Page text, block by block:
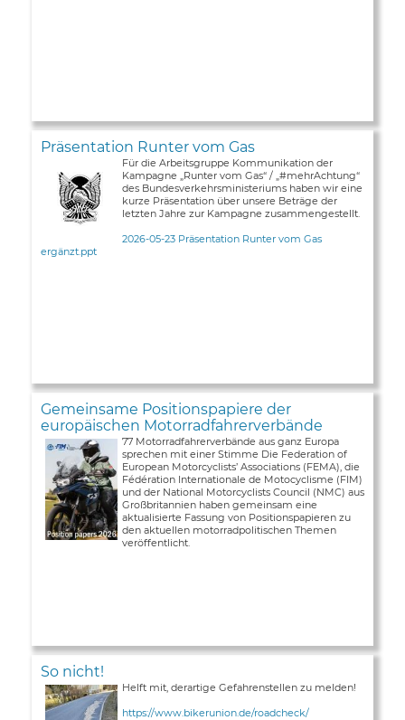
Präsentation Runter vom Gas
Für die Arbeitsgruppe Kommunikation der
Kampagne „Runter vom Gas“ / „#mehrAchtung“
des Bundesverkehrsministeriums haben wir eine
kurze Präsentation über unsere Beträge der
letzten Jahre zur Kampagne zusammengestellt.
2026-05-23 Präsentation Runter vom Gas
ergänzt.ppt
Gemeinsame Positionspapiere der
europäischen Motorradfahrerverbände
77 Motorradfahrerverbände aus ganz Europa
sprechen mit einer Stimme Die Federation of
European Motorcyclists’ Associations (FEMA), die
Fédération Internationale de Motocyclisme (FIM)
und der National Motorcyclists Council (NMC) aus
Großbritannien haben gemeinsam eine
aktualisierte Fassung von Positionspapieren zu
den aktuellen motorradpolitischen Themen
veröffentlicht.
So nicht!
Helft mit, derartige Gefahrenstellen zu melden!
https://www.bikerunion.de/roadcheck/